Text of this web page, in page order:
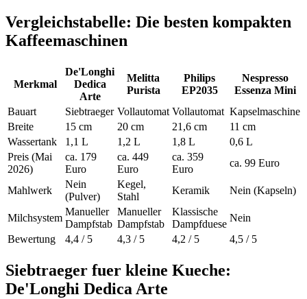
Vergleichstabelle: Die besten kompakten
Kaffeemaschinen
Merkmal
De'Longhi
Dedica
Arte
Melitta
Purista
Philips
EP2035
Nespresso
Essenza Mini
Bauart
Siebtraeger Vollautomat Vollautomat Kapselmaschine
Breite
15 cm 20 cm 21,6 cm
11 cm
Wassertank
1,1 L 1,2 L 1,8 L
0,6 L
Preis (Mai
2026)
ca. 179
Euro
ca. 449
Euro
ca. 359
Euro
ca. 99 Euro
Mahlwerk
Nein
(Pulver)
Kegel,
Stahl
Keramik Nein (Kapseln)
Milchsystem
Manueller
Dampfstab
Manueller
Dampfstab
Klassische
Dampfduese
Nein
Bewertung
4,4 / 5 4,3 / 5 4,2 / 5 4,5 / 5
Siebtraeger fuer kleine Kueche:
De'Longhi Dedica Arte